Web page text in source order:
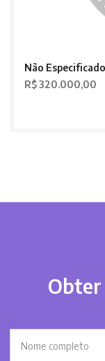
Não Especificado
R$ 320.000,00
Obter